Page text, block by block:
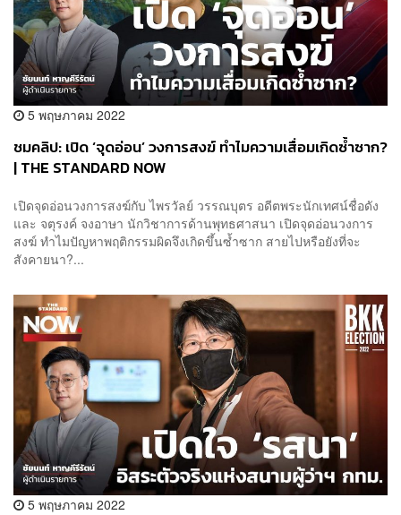
5 พฤษภาคม 2022
ชมคลิป: เปิด ‘จุดอ่อน’ วงการสงฆ์ ทำไมความเสื่อมเกิดซ้ำซาก?
| THE STANDARD NOW
เปิดจุดอ่อนวงการสงฆ์กับ ไพรวัลย์ วรรณบุตร อดีตพระนักเทศน์ชื่อดัง
และ จตุรงค์ จงอาษา นักวิชาการด้านพุทธศาสนา เปิดจุดอ่อนวงการ
สงฆ์ ทำไมปัญหาพฤติกรรมผิดจึงเกิดขึ้นซ้ำซาก สายไปหรือยังที่จะ
สังคายนา?...
5 พฤษภาคม 2022